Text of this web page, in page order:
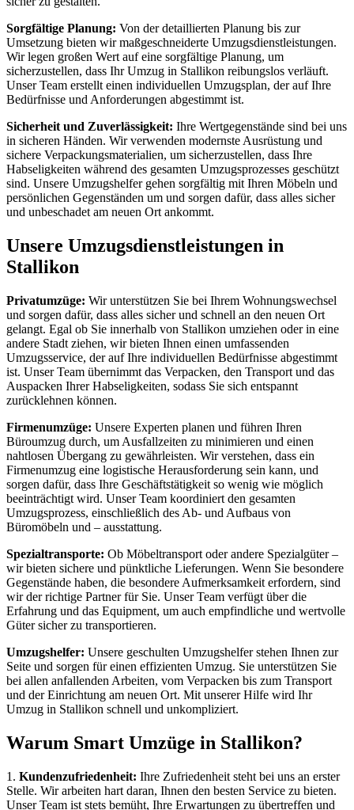
Sorgfältige Planung: Von der detaillierten Planung bis zur
Umsetzung bieten wir maßgeschneiderte Umzugsdienstleistungen.
Wir legen großen Wert auf eine sorgfältige Planung, um
sicherzustellen, dass Ihr Umzug in Stallikon reibungslos verläuft.
Unser Team erstellt einen individuellen Umzugsplan, der auf Ihre
Bedürfnisse und Anforderungen abgestimmt ist.
Sicherheit und Zuverlässigkeit: Ihre Wertgegenstände sind bei uns
in sicheren Händen. Wir verwenden modernste Ausrüstung und
sichere Verpackungsmaterialien, um sicherzustellen, dass Ihre
Habseligkeiten während des gesamten Umzugsprozesses geschützt
sind. Unsere Umzugshelfer gehen sorgfältig mit Ihren Möbeln und
persönlichen Gegenständen um und sorgen dafür, dass alles sicher
und unbeschadet am neuen Ort ankommt.
Unsere Umzugsdienstleistungen in
Stallikon
Privatumzüge: Wir unterstützen Sie bei Ihrem Wohnungswechsel
und sorgen dafür, dass alles sicher und schnell an den neuen Ort
gelangt. Egal ob Sie innerhalb von Stallikon umziehen oder in eine
andere Stadt ziehen, wir bieten Ihnen einen umfassenden
Umzugsservice, der auf Ihre individuellen Bedürfnisse abgestimmt
ist. Unser Team übernimmt das Verpacken, den Transport und das
Auspacken Ihrer Habseligkeiten, sodass Sie sich entspannt
zurücklehnen können.
Firmenumzüge: Unsere Experten planen und führen Ihren
Büroumzug durch, um Ausfallzeiten zu minimieren und einen
nahtlosen Übergang zu gewährleisten. Wir verstehen, dass ein
Firmenumzug eine logistische Herausforderung sein kann, und
sorgen dafür, dass Ihre Geschäftstätigkeit so wenig wie möglich
beeinträchtigt wird. Unser Team koordiniert den gesamten
Umzugsprozess, einschließlich des Ab- und Aufbaus von
Büromöbeln und – ausstattung.
Spezialtransporte: Ob Möbeltransport oder andere Spezialgüter –
wir bieten sichere und pünktliche Lieferungen. Wenn Sie besondere
Gegenstände haben, die besondere Aufmerksamkeit erfordern, sind
wir der richtige Partner für Sie. Unser Team verfügt über die
Erfahrung und das Equipment, um auch empfindliche und wertvolle
Güter sicher zu transportieren.
Umzugshelfer: Unsere geschulten Umzugshelfer stehen Ihnen zur
Seite und sorgen für einen effizienten Umzug. Sie unterstützen Sie
bei allen anfallenden Arbeiten, vom Verpacken bis zum Transport
und der Einrichtung am neuen Ort. Mit unserer Hilfe wird Ihr
Umzug in Stallikon schnell und unkompliziert.
Warum Smart Umzüge in Stallikon?
1. Kundenzufriedenheit: Ihre Zufriedenheit steht bei uns an erster
Stelle. Wir arbeiten hart daran, Ihnen den besten Service zu bieten.
Unser Team ist stets bemüht, Ihre Erwartungen zu übertreffen und